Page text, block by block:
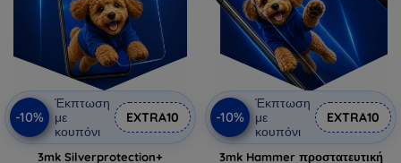
-10%
Έκπτωση
με
κουπόνι
EXTRA10
3mk Silverprotection+
-10%
Έκπτωση
με
κουπόνι
EXTRA10
3mk Hammer προστατευτική